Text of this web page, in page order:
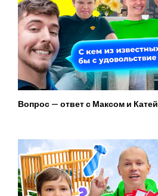
Вопрос — ответ с Максом и Катей